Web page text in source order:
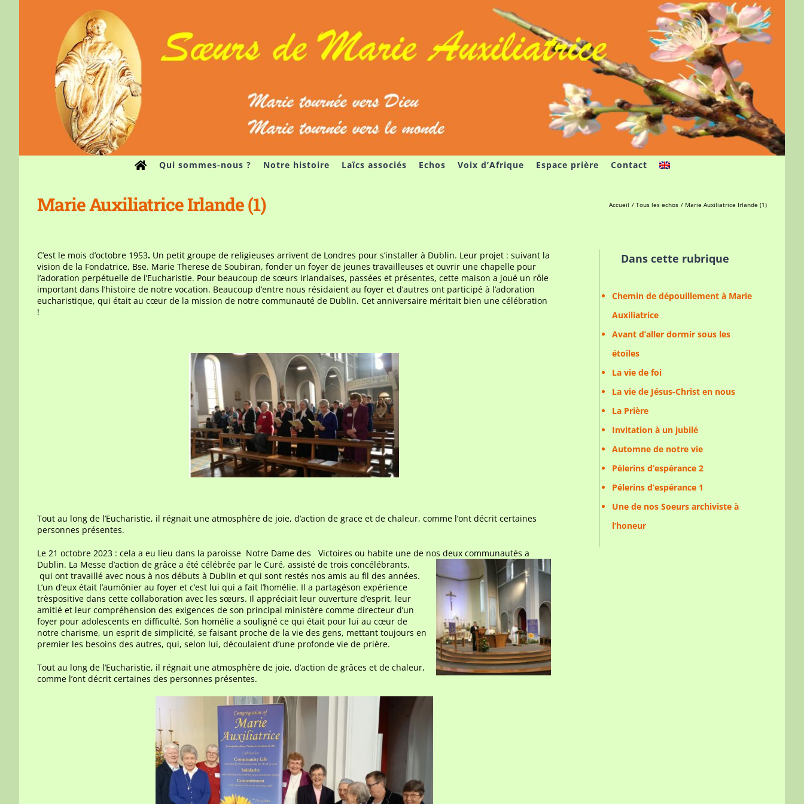
Qui sommes-nous ? Notre histoire Laïcs associés Echos Voix d’Afrique Espace prière Contact
Marie Auxiliatrice Irlande (1) Accueil Tous les echos Marie Auxiliatrice Irlande (1)
C’est le mois d’octobre 1953. Un petit groupe de religieuses arrivent de Londres pour s’installer à Dublin. Leur projet : suivant la
vision de la Fondatrice, Bse. Marie Therese de Soubiran, fonder un foyer de jeunes travailleuses et ouvrir une chapelle pour
l’adoration perpétuelle de l’Eucharistie. Pour beaucoup de sœurs irlandaises, passées et présentes, cette maison a joué un rôle
important dans l’histoire de notre vocation. Beaucoup d’entre nous résidaient au foyer et d’autres ont participé à l’adoration
eucharistique, qui était au cœur de la mission de notre communauté de Dublin. Cet anniversaire méritait bien une célébration
!
Tout au long de l’Eucharistie, il régnait une atmosphère de joie, d’action de grace et de chaleur, comme l’ont décrit certaines
personnes présentes.
Le 21 octobre 2023 : cela a eu lieu dans la paroisse Notre Dame des Victoires ou habite une de nos deux communautés a
Dublin. La Messe d’action de grâce a été célébrée par le Curé, assisté de trois concélébrants,
qui ont travaillé avec nous à nos débuts à Dublin et qui sont restés nos amis au fil des années.
L’un d’eux était l’aumônier au foyer et c’est lui qui a fait l’homélie. Il a partagéson expérience
trèspositive dans cette collaboration avec les sœurs. Il appréciait leur ouverture d’esprit, leur
amitié et leur compréhension des exigences de son principal ministère comme directeur d’un
foyer pour adolescents en difficulté. Son homélie a souligné ce qui était pour lui au cœur de
notre charisme, un esprit de simplicité, se faisant proche de la vie des gens, mettant toujours en
premier les besoins des autres, qui, selon lui, découlaient d’une profonde vie de prière.
Tout au long de l’Eucharistie, il régnait une atmosphère de joie, d’action de grâces et de chaleur,
comme l’ont décrit certaines des personnes présentes.
Dans cette rubrique
Chemin de dépouillement à Marie
Auxiliatrice
Avant d’aller dormir sous les
étoiles
La vie de foi
La vie de Jésus-Christ en nous
La Prière
Invitation à un jubilé
Automne de notre vie
Pélerins d’espérance 2
Pélerins d’espérance 1
Une de nos Soeurs archiviste à
l’honeur